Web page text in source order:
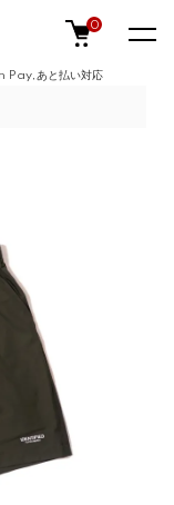
Pay,あと払い対応
0